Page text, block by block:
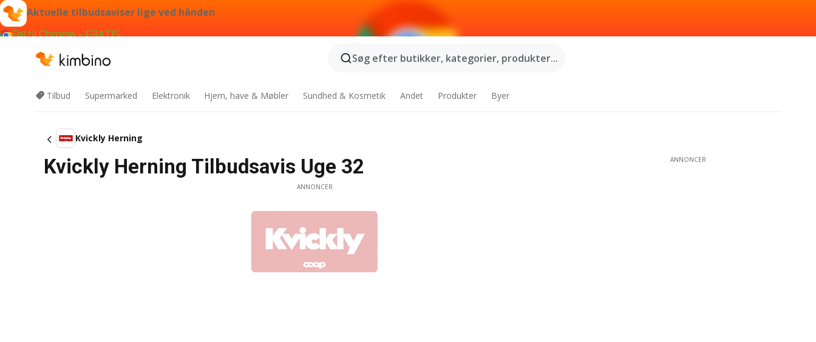
Aktuelle tilbudsaviser lige ved hånden
Føj til Chrome – GRATIS
Søg efter butikker, kategorier, produkter...
Tilbud Supermarked Elektronik Hjem, have & Møbler Sundhed & Kosmetik Andet Produkter Byer
Kvickly Herning
Kvickly Herning Tilbudsavis Uge 32
ANNONCER
ANNONCER